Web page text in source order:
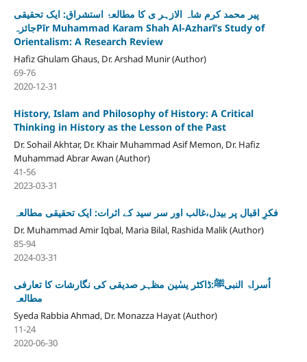
پیر محمد کرم شاہ الازہر ی کا مطالعۂ استشراق: ایک تحقیقی
جائزہPīr Muhammad Karam Shah Al-Azharī’s Study of
Orientalism: A Research Review
Hafiz Ghulam Ghaus, Dr. Arshad Munir (Author)
69-76
2020-12-31
History, Islam and Philosophy of History: A Critical
Thinking in History as the Lesson of the Past
Dr. Sohail Akhtar, Dr. Khair Muhammad Asif Memon, Dr. Hafiz
Muhammad Abrar Awan (Author)
41-56
2023-03-31
فکرِ اقبال پر بیدل،غالب اور سر سید کے اثرات: ایک تحقیقی مطالعہ
Dr. Muhammad Amir Iqbal, Maria Bilal, Rashida Malik (Author)
85-94
2024-03-31
اُسراۃ النبیﷺ:ڈاکٹر یسٰین مظہر صدیقی کی نگارشات کا تعارفی
مطالعہ
Syeda Rabbia Ahmad, Dr. Monazza Hayat (Author)
11-24
2020-06-30